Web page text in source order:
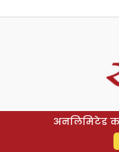
अनलिमिटेड